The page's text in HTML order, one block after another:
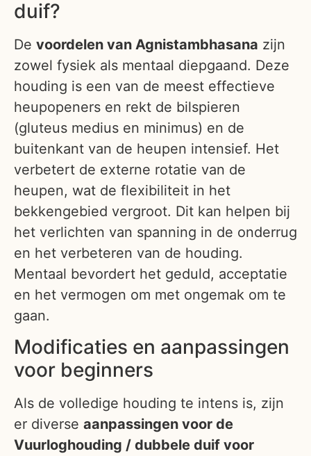
duif?
De voordelen van Agnistambhasana zijn
zowel fysiek als mentaal diepgaand. Deze
houding is een van de meest effectieve
heupopeners en rekt de bilspieren
(gluteus medius en minimus) en de
buitenkant van de heupen intensief. Het
verbetert de externe rotatie van de
heupen, wat de flexibiliteit in het
bekkengebied vergroot. Dit kan helpen bij
het verlichten van spanning in de onderrug
en het verbeteren van de houding.
Mentaal bevordert het geduld, acceptatie
en het vermogen om met ongemak om te
gaan.
Modificaties en aanpassingen
voor beginners
Als de volledige houding te intens is, zijn
er diverse aanpassingen voor de
Vuurloghouding / dubbele duif voor